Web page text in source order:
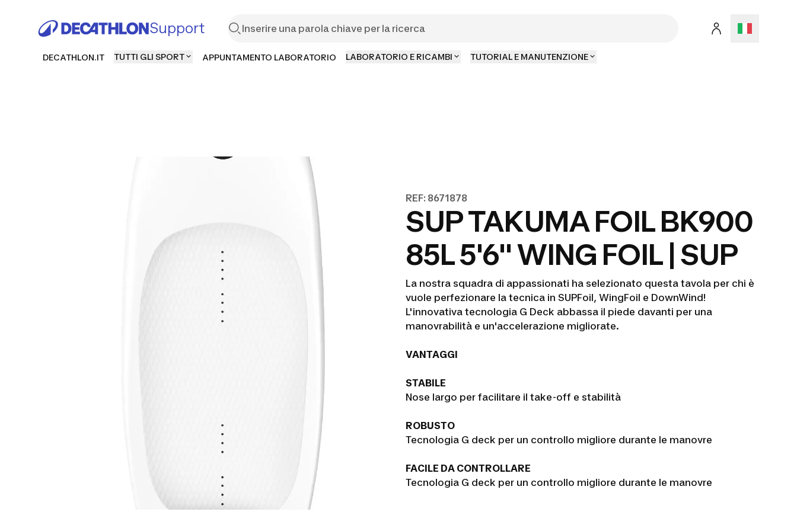
Support
DECATHLON.IT TUTTI GLI SPORT APPUNTAMENTO LABORATORIO LABORATORIO E RICAMBI TUTORIAL E MANUTENZIONE
REF: 8671878
SUP TAKUMA FOIL BK900
85L 5'6'' WING FOIL | SUP
La nostra squadra di appassionati ha selezionato questa tavola per chi è
vuole perfezionare la tecnica in SUPFoil, WingFoil e DownWind!
L'innovativa tecnologia G Deck abbassa il piede davanti per una
manovrabilità e un'accelerazione migliorate.
VANTAGGI
STABILE
Nose largo per facilitare il take-off e stabilità
ROBUSTO
Tecnologia G deck per un controllo migliore durante le manovre
FACILE DA CONTROLLARE
Tecnologia G deck per un controllo migliore durante le manovre